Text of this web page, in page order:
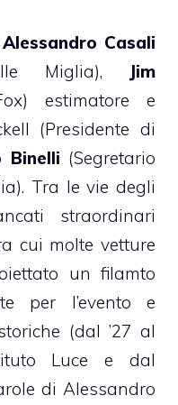
Alessandro Casali
Miglia),
Jim
estimatore e
(Presidente di
Binelli (Segretario
Tra le vie degli
straordinari
cui molte vetture
un filamto
per l’evento e
(dal ’27 al
Luce e dal
di Alessandro